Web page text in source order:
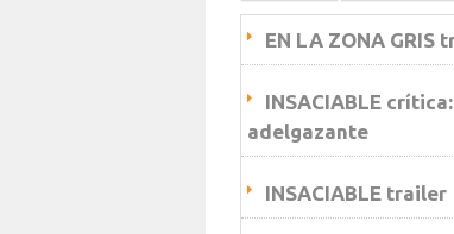
EN LA ZONA GRIS
INSACIABLE
adelgazante
INSACIABLE trailer